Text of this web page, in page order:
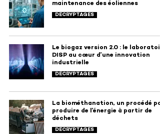
maintenance des éoliennes
DÉCRYPTAGES
Le biogaz version 2.0 : le
DISP au cœur d’une innovation
industrielle
DÉCRYPTAGES
La biométhanation, un procédé
produire de l’énergie à partir de
déchets
DÉCRYPTAGES